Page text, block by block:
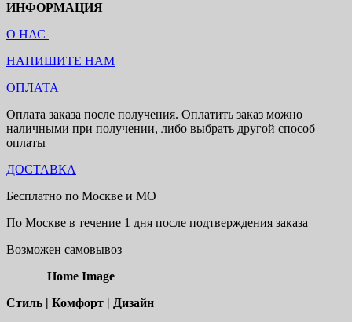
ИНФОРМАЦИЯ
О НАС
НАПИШИТЕ НАМ
ОПЛАТА
Оплата заказа после получения. Оплатить заказ можно
наличными при получении, либо выбрать другой способ
оплаты
ДОСТАВКА
Бесплатно по Москве и МО
По Москве в течение 1 дня после подтверждения заказа
Возможен самовывоз
Home Image
Стиль | Комфорт | Дизайн